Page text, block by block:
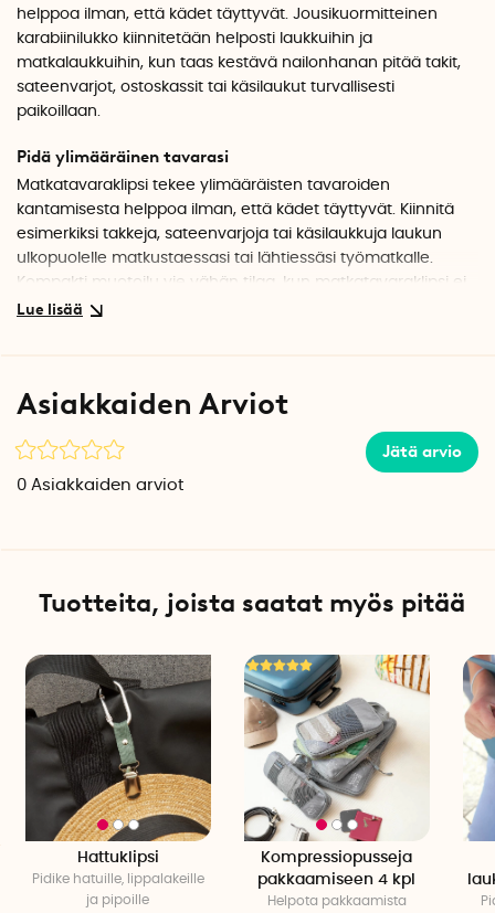
helppoa ilman, että kädet täyttyvät. Jousikuormitteinen
karabiinilukko kiinnitetään helposti laukkuihin ja
matkalaukkuihin, kun taas kestävä nailonhanan pitää takit,
sateenvarjot, ostoskassit tai käsilaukut turvallisesti
paikoillaan.
Pidä ylimääräinen tavarasi
Matkatavaraklipsi tekee ylimääräisten tavaroiden
kantamisesta helppoa ilman, että kädet täyttyvät. Kiinnitä
esimerkiksi takkeja, sateenvarjoja tai käsilaukkuja laukun
ulkopuolelle matkustaessasi tai lähtiessäsi työmatkalle.
Kompakti muotoilu vie vähän tilaa, kun matkatavaraklipsi ei
ole käytössä.
kiinnittämisestä kätevää ja turvallista. Naru on säädettävä ja
voidaan kiinnittää takkeihin, sateenvarjoihin tai käsilauksiin.
Materiaali: Metalli, nailon
Kappalemäärä pakkauksessa: 1 kpl
Asiakkaiden Arviot
Jätä arvio
0 Asiakkaiden arviot
Tuotteita, joista saatat myös pitää
Hattuklipsi
Pidike hatuille, lippalakeille
ja pipoille
Kompressiopusseja
pakkaamiseen 4 kpl
Helpota pakkaamista